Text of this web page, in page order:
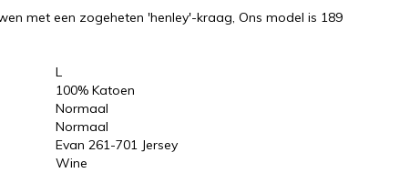
met een zogeheten 'henley'-kraag, Ons model is 189
L
100% Katoen
Normaal
Normaal
Evan 261-701 Jersey
Wine